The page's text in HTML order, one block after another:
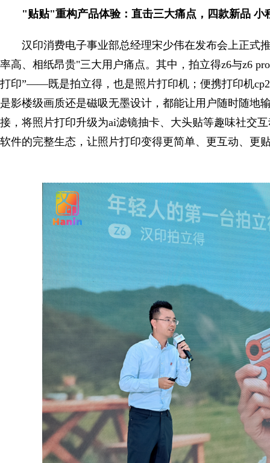
"贴贴"重构产品体验：直击三大痛点，四款新品 小
汉印消费电子事业部总经理宋少伟在发布会上正式
率高、相纸昂贵"三大用户痛点。其中，拍立得z6与z6
打印”——既是拍立得，也是照片打印机；便携打印机
是影楼级画质还是磁吸无墨设计，都能让用户随时随地
接，将照片打印升级为ai滤镜抽卡、大头贴等趣味社交
软件的完整生态，让照片打印变得更简单、更互动、更